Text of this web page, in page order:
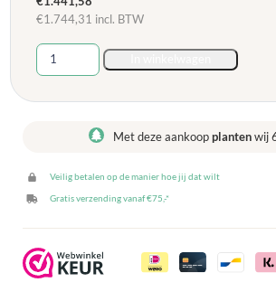
€1.744,31 incl. BTW
Leidsterkast
Grey
Oak
55
x
cm
aantal
Met deze aankoop plantenwij
Veilig betalen op de manier hoe jij dat wilt
Gratis verzending vanaf €75,-*